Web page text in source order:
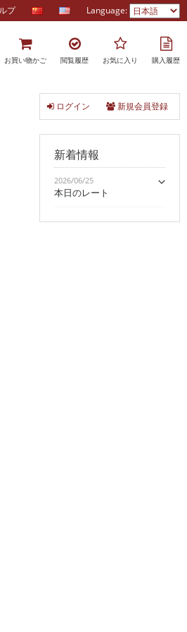
プ Language:
お買い物かご 閲覧履歴 お気に入り 購入履歴
ログイン 新規会員登録
新着情報
2026/06/25
本日のレート